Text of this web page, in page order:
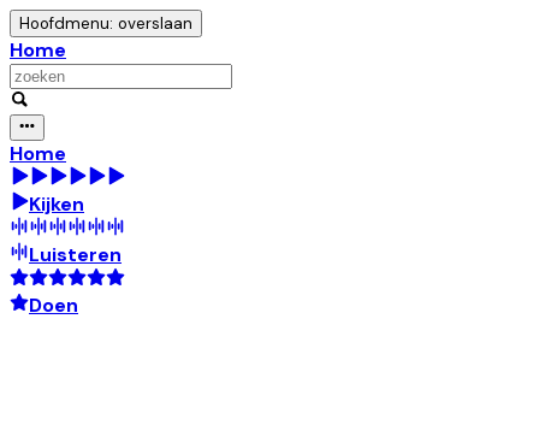
Hoofdmenu: overslaan
Home
Home
Kijken
Luisteren
Doen